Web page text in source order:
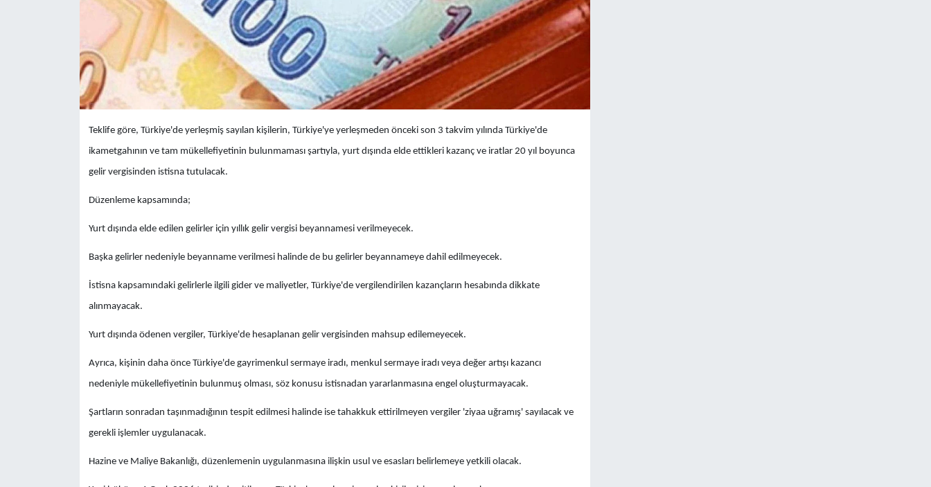
Teklife göre, Türkiye'de yerleşmiş sayılan kişilerin, Türkiye'ye yerleşmeden önceki son 3 takvim yılında Türkiye'de
ikametgahının ve tam mükellefiyetinin bulunmaması şartıyla, yurt dışında elde ettikleri kazanç ve iratlar 20 yıl boyunca
gelir vergisinden istisna tutulacak.
Düzenleme kapsamında;
Yurt dışında elde edilen gelirler için yıllık gelir vergisi beyannamesi verilmeyecek.
Başka gelirler nedeniyle beyanname verilmesi halinde de bu gelirler beyannameye dahil edilmeyecek.
İstisna kapsamındaki gelirlerle ilgili gider ve maliyetler, Türkiye'de vergilendirilen kazançların hesabında dikkate
alınmayacak.
Yurt dışında ödenen vergiler, Türkiye'de hesaplanan gelir vergisinden mahsup edilemeyecek.
Ayrıca, kişinin daha önce Türkiye'de gayrimenkul sermaye iradı, menkul sermaye iradı veya değer artışı kazancı
nedeniyle mükellefiyetinin bulunmuş olması, söz konusu istisnadan yararlanmasına engel oluşturmayacak.
Şartların sonradan taşınmadığının tespit edilmesi halinde ise tahakkuk ettirilmeyen vergiler 'ziyaa uğramış' sayılacak ve
gerekli işlemler uygulanacak.
Hazine ve Maliye Bakanlığı, düzenlemenin uygulanmasına ilişkin usul ve esasları belirlemeye yetkili olacak.